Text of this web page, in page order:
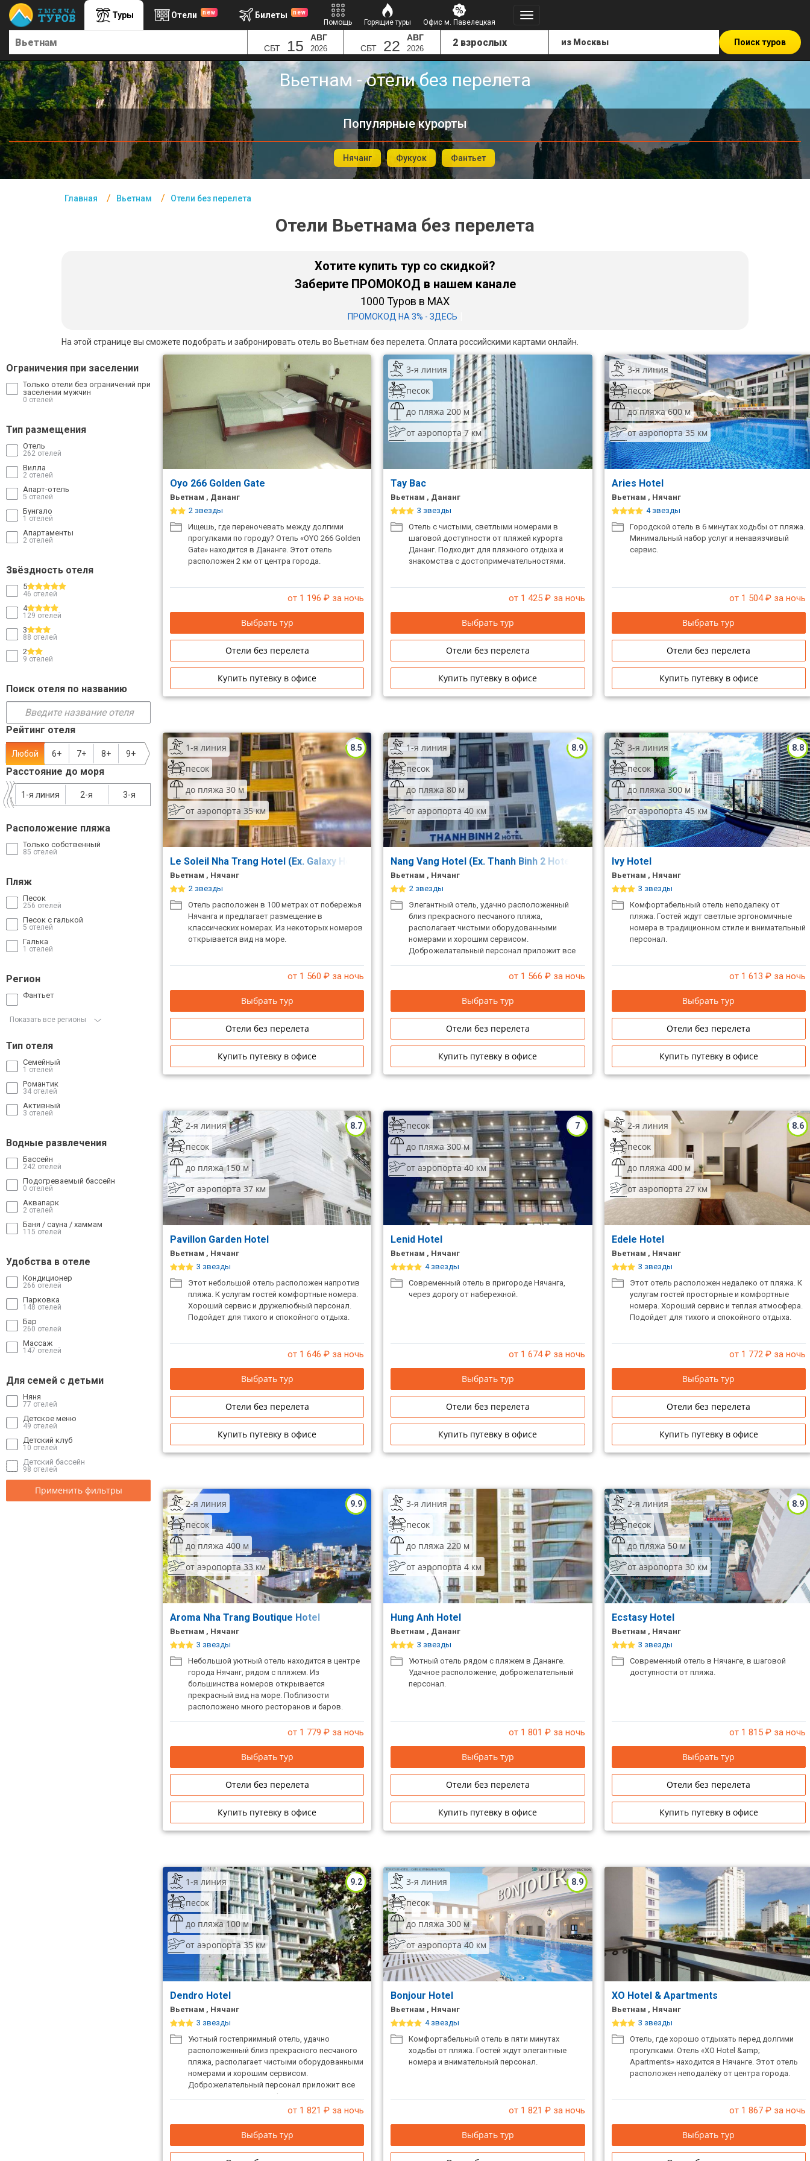
Туры Отели new Билеты new
Помощь Горящие туры Офис м. Павелецкая
СБТ 15 АВГ
2026 СБТ 22 АВГ
2026
Поиск туров
Вьетнам - отели без перелета
Популярные курорты
Нячанг Фукуок Фантьет
Главная Вьетнам Отели без перелета
Отели Вьетнама без перелета
Хотите купить тур со скидкой?
Заберите ПРОМОКОД в нашем канале
1000 Туров в MAX
ПРОМОКОД НА 3% - ЗДЕСЬ
На этой странице вы сможете подобрать и забронировать отель во Вьетнам без перелета. Оплата российскими картами онлайн.
Ограничения при заселении
Только отели без ограничений при
заселении мужчин
0 отелей
Тип размещения
Отель
262 отелей
Вилла
2 отелей
Апарт-отель
5 отелей
Бунгало
1 отелей
Апартаменты
2 отелей
Звёздность отеля
5
46 отелей
4
129 отелей
3
88 отелей
2
9 отелей
Поиск отеля по названию
Рейтинг отеля
Любой 6+ 7+ 8+ 9+
Расстояние до моря
3-я
2-я
1-я линия
Расположение пляжа
Только собственный
85 отелей
Пляж
Песок
256 отелей
Песок с галькой
5 отелей
Галька
1 отелей
Регион
Фантьет
Показать все регионы
Тип отеля
Семейный
1 отелей
Романтик
34 отелей
Активный
3 отелей
Водные развлечения
Бассейн
242 отелей
Подогреваемый бассейн
0 отелей
Аквапарк
2 отелей
Баня / сауна / хаммам
115 отелей
Удобства в отеле
Кондиционер
266 отелей
Парковка
148 отелей
Бар
260 отелей
Массаж
147 отелей
Для семей с детьми
Няня
77 отелей
Детское меню
49 отелей
Детский клуб
10 отелей
Детский бассейн
98 отелей
Применить фильтры
Oyo 266 Golden Gate
Вьетнам , Дананг
2 звезды
Ищешь, где переночевать между долгими
прогулками по городу? Отель «OYO 266 Golden
Gate» находится в Дананге. Этот отель
расположен 2 км от центра города.
от 1 196 ₽ за ночь
Выбрать тур
Отели без перелета
Купить путевку в офисе
3-я линия
песок
до пляжа 200 м
от аэропорта 7 км
Tay Bac
Вьетнам , Дананг
3 звезды
Отель с чистыми, светлыми номерами в
шаговой доступности от пляжей курорта
Дананг. Подходит для пляжного отдыха и
знакомства с достопримечательностями.
от 1 425₽ за ночь
Выбрать тур
Отели без перелета
Купить путевку в офисе
3-я линия
песок
до пляжа 600 м
от аэропорта 35 км
Aries Hotel
Вьетнам , Нячанг
4 звезды
Городской отель в 6 минутах ходьбы от пляжа.
Минимальный набор услуг и ненавязчивый
сервис.
от 1 504₽ за ночь
Выбрать тур
Отели без перелета
Купить путевку в офисе
8.5
1-я линия
песок
до пляжа 30 м
от аэропорта 35 км
Le Soleil Nha Trang Hotel (Ex. Galaxy Hotel Nha Trang)
Вьетнам , Нячанг
2 звезды
Отель расположен в 100 метрах от побережья
Нячанга и предлагает размещение в
классических номерах. Из некоторых номеров
открывается вид на море.
от 1 560 ₽ за ночь
Выбрать тур
Отели без перелета
Купить путевку в офисе
8.9
1-я линия
песок
до пляжа 80 м
от аэропорта 40 км
Nang Vang Hotel (Ex. Thanh Binh 2 Hotel)
Вьетнам , Нячанг
2 звезды
Элегантный отель, удачно расположенный
близ прекрасного песчаного пляжа,
располагает чистыми оборудованными
номерами и хорошим сервисом.
Доброжелательный персонал приложит все
усилия для вашего комфортного отдыха.
Подходит для семейного отдыха.
от 1 566 ₽ за ночь
Выбрать тур
Отели без перелета
Купить путевку в офисе
8.8
3-я линия
песок
до пляжа 300 м
от аэропорта 45 км
Ivy Hotel
Вьетнам , Нячанг
3 звезды
Комфортабельный отель неподалеку от
пляжа. Гостей ждут светлые эргономичные
номера в традиционном стиле и внимательный
персонал.
от 1 613 ₽ за ночь
Выбрать тур
Отели без перелета
Купить путевку в офисе
8.7
2-я линия
песок
до пляжа 150 м
от аэропорта 37 км
Pavillon Garden Hotel
Вьетнам , Нячанг
3 звезды
Этот небольшой отель расположен напротив
пляжа. К услугам гостей комфортные номера.
Хороший сервис и дружелюбный персонал.
Подойдет для тихого и спокойного отдыха.
от 1 646 ₽ за ночь
Выбрать тур
Отели без перелета
Купить путевку в офисе
7
песок
до пляжа 300 м
от аэропорта 40 км
Lenid Hotel
Вьетнам , Нячанг
4 звезды
Современный отель в пригороде Нячанга,
через дорогу от набережной.
от 1 674₽ за ночь
Выбрать тур
Отели без перелета
Купить путевку в офисе
8.6
2-я линия
песок
до пляжа 400 м
от аэропорта 27 км
Edele Hotel
Вьетнам , Нячанг
3 звезды
Этот отель расположен недалеко от пляжа. К
услугам гостей просторные и комфортные
номера. Хороший сервис и теплая атмосфера.
Подойдет для тихого и спокойного отдыха.
от 1 772₽ за ночь
Выбрать тур
Отели без перелета
Купить путевку в офисе
9.9
2-я линия
песок
до пляжа 400 м
от аэропорта 33 км
Aroma Nha Trang Boutique Hotel
Вьетнам , Нячанг
3 звезды
Небольшой уютный отель находится в центре
города Нячанг, рядом с пляжем. Из
большинства номеров открывается
прекрасный вид на море. Поблизости
расположено много ресторанов и баров.
от 1 779 ₽ за ночь
Выбрать тур
Отели без перелета
Купить путевку в офисе
3-я линия
песок
до пляжа 220 м
от аэропорта 4 км
Hung Anh Hotel
Вьетнам , Дананг
3 звезды
Уютный отель рядом с пляжем в Дананге.
Удачное расположение, доброжелательный
персонал.
от 1 801 ₽ за ночь
Выбрать тур
Отели без перелета
Купить путевку в офисе
8.9
2-я линия
песок
до пляжа 50 м
от аэропорта 30 км
Ecstasy Hotel
Вьетнам , Нячанг
3 звезды
Современный отель в Нячанге, в шаговой
доступности от пляжа.
от 1 815₽ за ночь
Выбрать тур
Отели без перелета
Купить путевку в офисе
9.2
1-я линия
песок
до пляжа 100 м
от аэропорта 35 км
Dendro Hotel
Вьетнам , Нячанг
3 звезды
Уютный гостеприимный отель, удачно
расположенный близ прекрасного песчаного
пляжа, располагает чистыми оборудованными
номерами и хорошим сервисом.
Доброжелательный персонал приложит все
усилия для вашего комфортного отдыха.
от 1 821 ₽ за ночь
Выбрать тур
8.9
3-я линия
песок
до пляжа 300 м
от аэропорта 40 км
Bonjour Hotel
Вьетнам , Нячанг
4 звезды
Комфортабельный отель в пяти минутах
ходьбы от пляжа. Гостей ждут элегантные
номера и внимательный персонал.
от 1 821 ₽ за ночь
Выбрать тур
XO Hotel & Apartments
Вьетнам , Нячанг
3 звезды
Отель, где хорошо отдыхать перед долгими
прогулками. Отель «XO Hotel &amp;
Apartments» находится в Нячанге. Этот отель
расположен неподалёку от центра города.
от 1 867₽ за ночь
Выбрать тур
Главная
Офис г. Москва
Помощь
Подборки отелей
Турция
Таиланд
Северный Гоа
Южный Гоа
Абхазия
Кав Мин Воды
Экскурсионные туры
VIP отели 5 звезд
ТОП 10 недорогих отелей
5*
Лучшие отели 4* звезды
Недорогие отели 4*
Лучшие отели 3* звезды
Недорогие отели 3*
звезды
Сетевые отели Турции
Сетевые отели Египта
Сетевые отели ОАЭ
Сетевые отели Вьетнама
Сетевые отели Мальдив
Сетевые отели Сейшел